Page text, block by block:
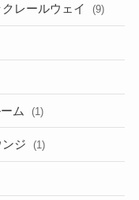
レールウェイ (9)
ム (1)
ジ (1)